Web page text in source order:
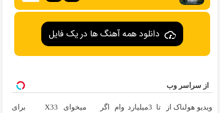
دانلود همه آهنگ ها در یک فایل
از سراسر وب
ویدیو هولناک از
تا 3میلیارد وام
اگر میخوای
X33 برای